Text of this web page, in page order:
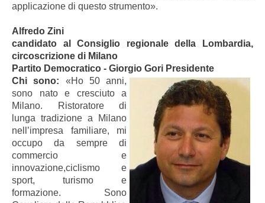
applicazione di questo strumento».
Alfredo Zini
candidato al Consiglio regionale della Lombardia,
circoscrizione di Milano
Partito Democratico - Giorgio Gori Presidente
Chi sono: «Ho 50 anni,
sono nato e cresciuto a
Milano. Ristoratore di
lunga tradizione a Milano
nell’impresa familiare, mi
occupo da sempre di
commercio e
innovazione,ciclismo e
sport, turismo e
formazione. Sono